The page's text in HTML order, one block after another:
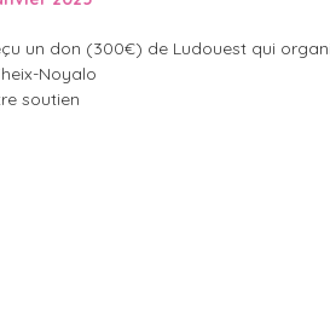
un don (300€) de Ludouest qui
Noyalo
soutien